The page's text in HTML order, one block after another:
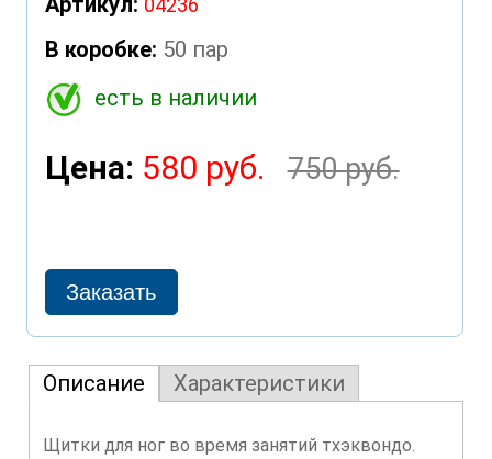
04236
В коробке: 50 пар
есть в наличии
Цена: 580 руб. 750 руб.
Описание Характеристики
Щитки для ног во время занятий тхэквондо.